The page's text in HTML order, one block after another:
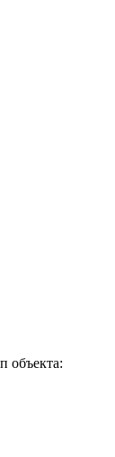
объекта: